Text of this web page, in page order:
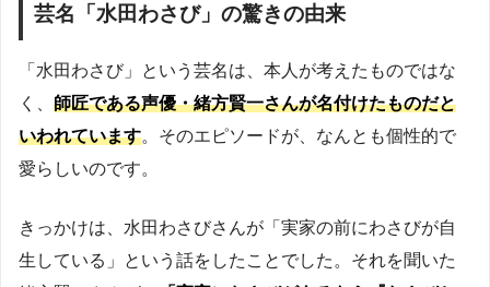
芸名「水田わさび」の驚きの由来
「水田わさび」という芸名は、本人が考えたものではな
く、 師匠である声優・緒方賢一さんが名付けたものだと
いわれています。そのエピソードが、なんとも個性的で
愛らしいのです。
きっかけは、水田わさびさんが「実家の前にわさびが自
生している」という話をしたことでした。それを聞いた